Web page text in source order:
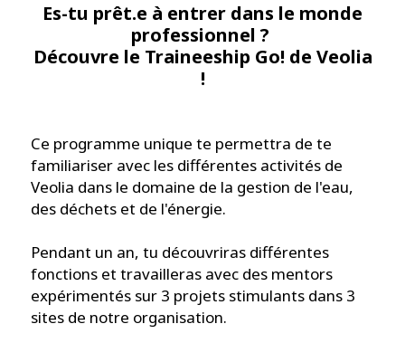
Es-tu prêt.e à entrer dans le monde
professionnel ?
Découvre le Traineeship Go! de Veolia
!
Ce programme unique te permettra de te
familiariser avec les différentes activités de
Veolia dans le domaine de la gestion de l'eau,
des déchets et de l'énergie.
Pendant un an, tu découvriras différentes
fonctions et travailleras avec des mentors
expérimentés sur 3 projets stimulants dans 3
sites de notre organisation.